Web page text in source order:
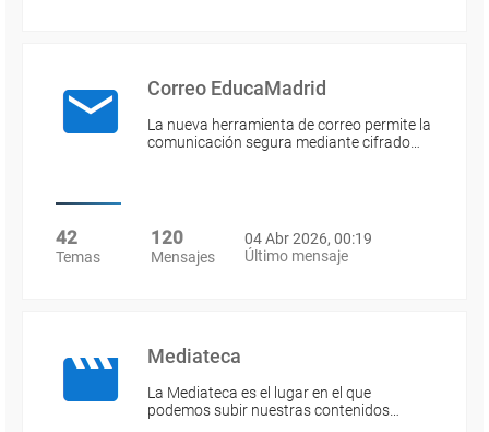
Correo EducaMadrid
La nueva herramienta de correo permite la
comunicación segura mediante cifrado…
42
Temas
120
Mensajes
04 Abr 2026, 00:19
Último mensaje
Mediateca
La Mediateca es el lugar en el que
podemos subir nuestras contenidos…